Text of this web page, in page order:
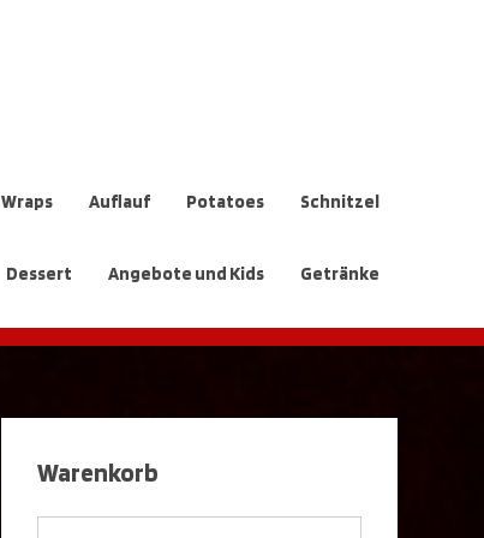
Wraps Auflauf Potatoes Schnitzel
Dessert Angebote und Kids Getränke
Warenkorb